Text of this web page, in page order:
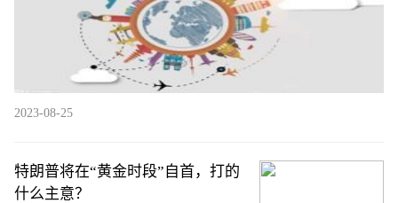
2023-08-25
特朗普将在“黄金时段”自首，打的
什么主意？